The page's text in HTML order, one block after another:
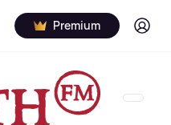
Premium Log in